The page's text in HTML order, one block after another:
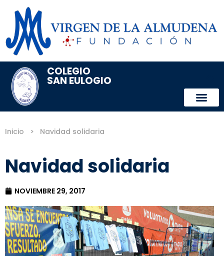
COLEGIO
SAN EULOGIO
Inicio > Navidad solidaria
Navidad solidaria
NOVIEMBRE 29, 2017